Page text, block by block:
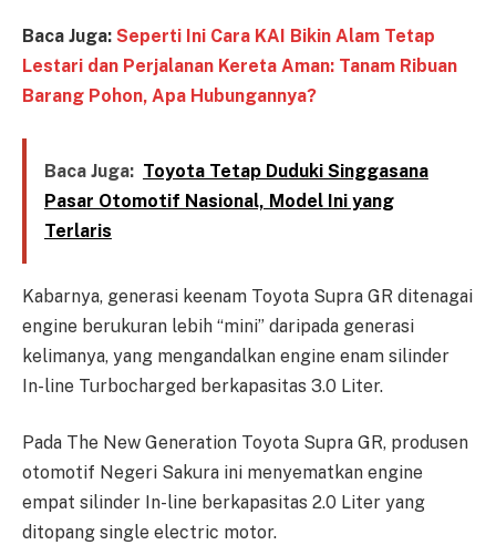
Baca Juga: Seperti Ini Cara KAI Bikin Alam Tetap
Lestari dan Perjalanan Kereta Aman: Tanam Ribuan
Barang Pohon, Apa Hubungannya?
Baca Juga: Toyota Tetap Duduki Singgasana
Pasar Otomotif Nasional, Model Ini yang
Terlaris
Kabarnya, generasi keenam Toyota Supra GR ditenagai
engine berukuran lebih “mini” daripada generasi
kelimanya, yang mengandalkan engine enam silinder
In-line Turbocharged berkapasitas 3.0 Liter.
Pada The New Generation Toyota Supra GR, produsen
otomotif Negeri Sakura ini menyematkan engine
empat silinder In-line berkapasitas 2.0 Liter yang
ditopang single electric motor.